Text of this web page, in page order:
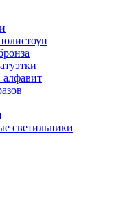
светильники